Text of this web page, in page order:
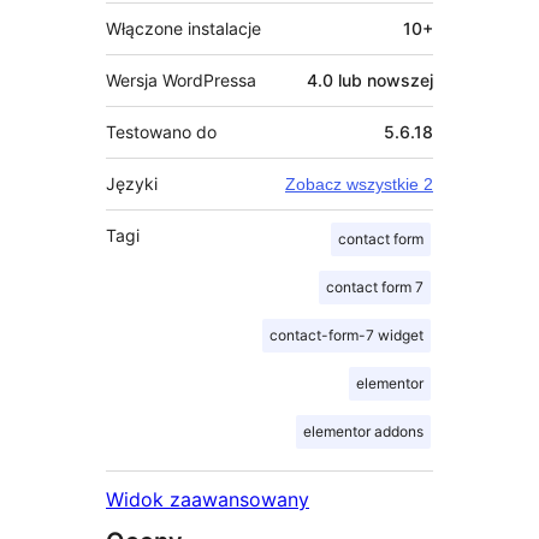
Włączone instalacje 10+
Wersja WordPressa 4.0 lub nowszej
Testowano do 5.6.18
Języki Zobacz wszystkie 2
Tagi contact form
contact form 7
contact-form-7 widget
elementor
elementor addons
Widok zaawansowany